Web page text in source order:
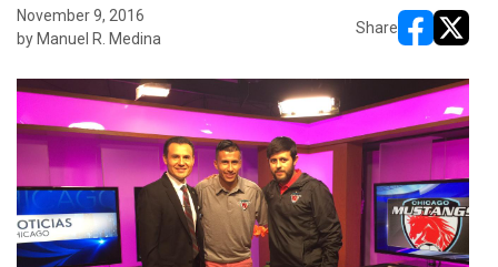
November 9, 2016
by Manuel R. Medina
Share